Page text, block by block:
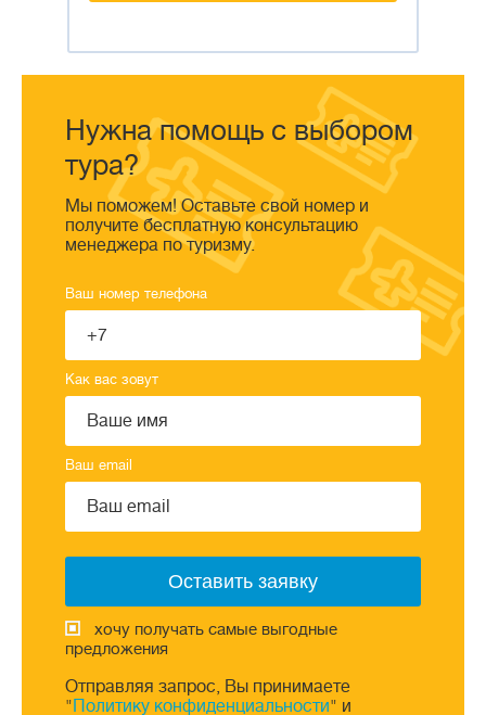
Нужна помощь с выбором
тура?
Мы поможем! Оставьте свой номер и
получите бесплатную консультацию
менеджера по туризму.
Ваш номер телефона
Как вас зовут
Ваш email
хочу получать самые выгодные
предложения
Отправляя запрос, Вы принимаете
"Политику конфиденциальности" и